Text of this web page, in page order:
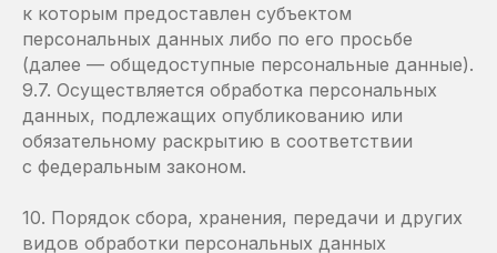
к которым предоставлен субъектом
персональных данных либо по его просьбе
(далее — общедоступные персональные данные).
9.7. Осуществляется обработка персональных
данных, подлежащих опубликованию или
обязательному раскрытию в соответствии
с федеральным законом.
10. Порядок сбора, хранения, передачи и других
видов обработки персональных данных